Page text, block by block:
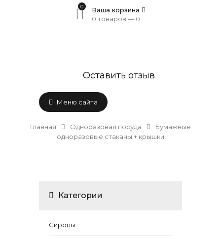
0
Ваша корзина
0 товаров — 0
Оставить отзыв
Меню сайта
Главная Одноразовая посуда
Бумажные
одноразовые стаканы + крышки
Категории
Сиропы